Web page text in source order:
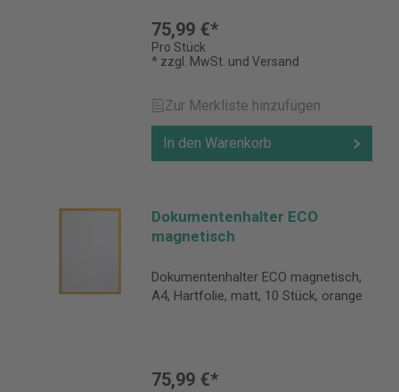
75,99 €*
Pro Stück
* zzgl. MwSt. und Versand
Zur Merkliste hinzufügen
In den Warenkorb
Dokumentenhalter ECO
magnetisch
Dokumentenhalter ECO magnetisch,
A4, Hartfolie, matt, 10 Stück, orange
75,99 €*